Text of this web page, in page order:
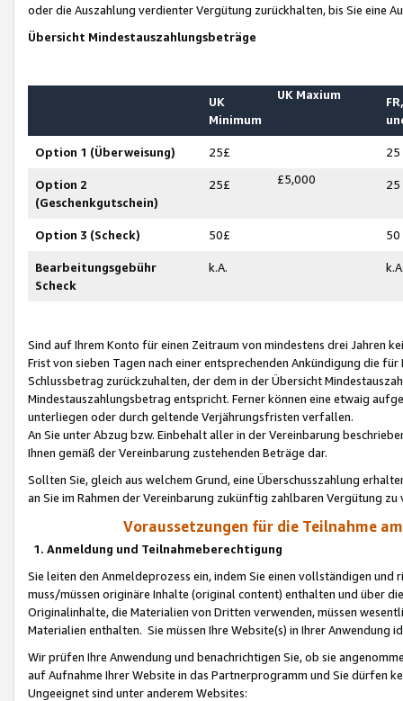
oder die Auszahlung verdienter Vergütung zurückhalten, bis Sie
Übersicht Mindestauszahlungsbeträge
UK
Minimum
UK Maxium
Option 1 (Überweisung) 25£ 25
Option 2
(Geschenkgutschein)
25£ £5,000 25
Option 3 (Scheck) 50£ 50
Bearbeitungsgebühr
Scheck
k.A.
Sind auf Ihrem Konto für einen Zeitraum von mindestens drei Jahren
Frist von sieben Tagen nach einer entsprechenden Ankündigung die
Schlussbetrag zurückzuhalten, der dem in der Übersicht
Mindestauszahlungsbetrag entspricht. Ferner können eine etwaig
unterliegen oder durch geltende Verjährungsfristen verfallen.
An Sie unter Abzug bzw. Einbehalt aller in der Vereinbarung
Ihnen gemäß der Vereinbarung zustehenden Beträge dar.
Sollten Sie, gleich aus welchem Grund, eine Überschusszahlung
an Sie im Rahmen der Vereinbarung zukünftig zahlbaren Vergütung zu
Voraussetzungen für die Teilnahme
1. Anmeldung und Teilnahmeberechtigung
Sie leiten den Anmeldeprozess ein, indem Sie einen vollständigen
muss/müssen originäre Inhalte (original content) enthalten und über
Originalinhalte, die Materialien von Dritten verwenden, müssen
Materialien enthalten. Sie müssen Ihre Website(s) in Ihrer Anwendung
Wir prüfen Ihre Anwendung und benachrichtigen Sie, ob sie
auf Aufnahme Ihrer Website in das Partnerprogramm und Sie dürfen
Ungeeignet sind unter anderem Websites: